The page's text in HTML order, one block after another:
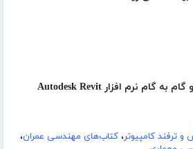
دانلود کتاب آموزش جامع و گام به گام نرم افزار Autodesk Revit
ترفند کامپیوتر، کتاب‌های مهندسی عمران،